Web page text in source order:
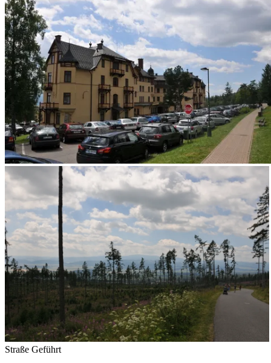
Straße Geführt